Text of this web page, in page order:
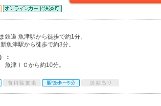
鉄道 魚津駅から徒歩で約1分。
魚津駅から徒歩で約3分。
：
津ＩＣから約10分。